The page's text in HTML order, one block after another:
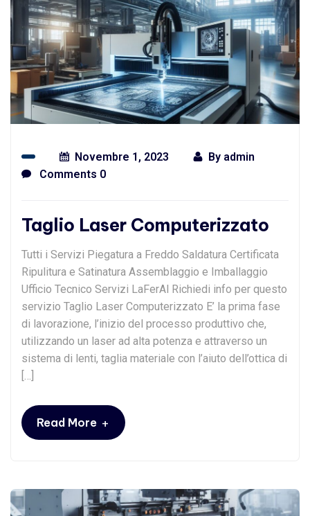
Novembre 1, 2023 By admin
Comments 0
Taglio Laser Computerizzato
Tutti i Servizi Piegatura a Freddo Saldatura Certificata
Ripulitura e Satinatura Assemblaggio e Imballaggio
Ufficio Tecnico Servizi LaFerAl Richiedi info per questo
servizio Taglio Laser Computerizzato E’ la prima fase
di lavorazione, l’inizio del processo produttivo che,
utilizzando un laser ad alta potenza e attraverso un
sistema di lenti, taglia materiale con l’aiuto dell’ottica di
Read More +